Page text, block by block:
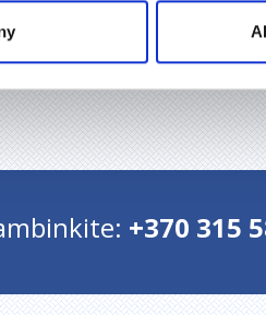
į rūpimus klausimus ir
+370 315